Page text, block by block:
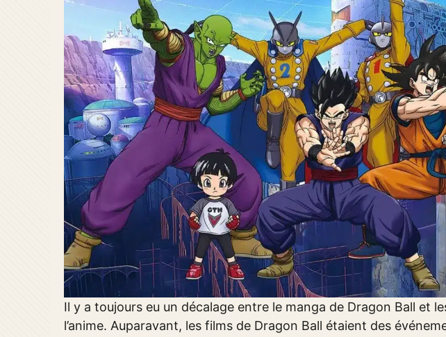
Il y a toujours eu un décalage entre le manga de Dragon Ball et
l’anime. Auparavant, les films de Dragon Ball étaient des